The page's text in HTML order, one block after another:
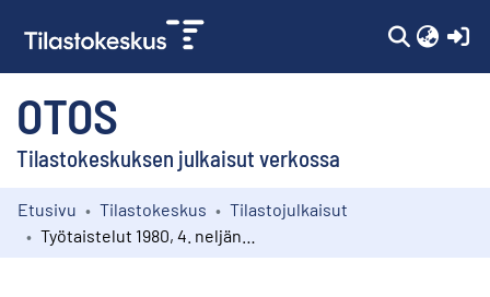
OTOS
Tilastokeskuksen julkaisut verkossa
Kokoelmat
Etusivu Tilastokeskus
Tilastojulkaisut